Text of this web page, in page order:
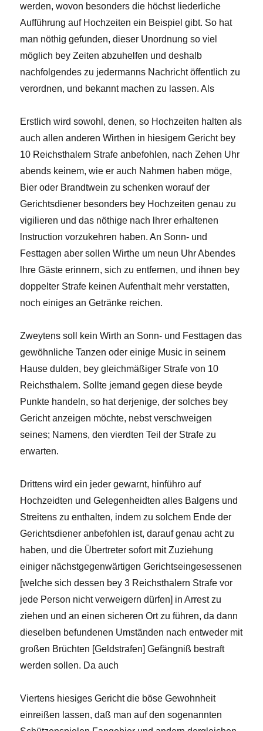
werden, wovon besonders die höchst liederliche
Aufführung auf Hochzeiten ein Beispiel gibt. So hat
man nöthig gefunden, dieser Unordnung so viel
möglich bey Zeiten abzuhelfen und deshalb
nachfolgendes zu jedermanns Nachricht öffentlich zu
verordnen, und bekannt machen zu lassen. Als
Erstlich wird sowohl, denen, so Hochzeiten halten als
auch allen anderen Wirthen in hiesigem Gericht bey
10 Reichsthalern Strafe anbefohlen, nach Zehen Uhr
abends keinem, wie er auch Nahmen haben möge,
Bier oder Brandtwein zu schenken worauf der
Gerichtsdiener besonders bey Hochzeiten genau zu
vigilieren und das nöthige nach lhrer erhaltenen
lnstruction vorzukehren haben. An Sonn- und
Festtagen aber sollen Wirthe um neun Uhr Abendes
lhre Gäste erinnern, sich zu entfernen, und ihnen bey
doppelter Strafe keinen Aufenthalt mehr verstatten,
noch einiges an Getränke reichen.
Zweytens soll kein Wirth an Sonn- und Festtagen das
gewöhnliche Tanzen oder einige Music in seinem
Hause dulden, bey gleichmäßiger Strafe von 10
Reichsthalern. Sollte jemand gegen diese beyde
Punkte handeln, so hat derjenige, der solches bey
Gericht anzeigen möchte, nebst verschweigen
seines; Namens, den vierdten Teil der Strafe zu
erwarten.
Drittens wird ein jeder gewarnt, hinführo auf
Hochzeidten und Gelegenheidten alles Balgens und
Streitens zu enthalten, indem zu solchem Ende der
Gerichtsdiener anbefohlen ist, darauf genau acht zu
haben, und die Übertreter sofort mit Zuziehung
einiger nächstgegen­wärtigen Gerichtseingesessenen
[welche sich dessen bey 3 Reichsthalern Strafe vor
jede Person nicht verweigern dürfen] in Arrest zu
ziehen und an einen sicheren Ort zu führen, da dann
dieselben befundenen Umständen nach entweder mit
großen Brüchten [Geldstrafen] Gefängniß bestraft
werden sollen. Da auch
Viertens hiesiges Gericht die böse Gewohnheit
einreißen lassen, daß man auf den sogenannten